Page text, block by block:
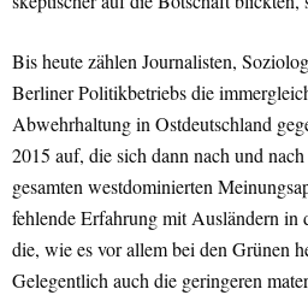
Bis heute zählen Journalisten,
Berliner Politikbetriebs die
Abwehrhaltung in Ostdeutschland
2015 auf, die sich dann nach und
gesamten westdominierten
fehlende Erfahrung mit Ausländern in
die, wie es vor allem bei den Grünen
Gelegentlich auch die geringeren